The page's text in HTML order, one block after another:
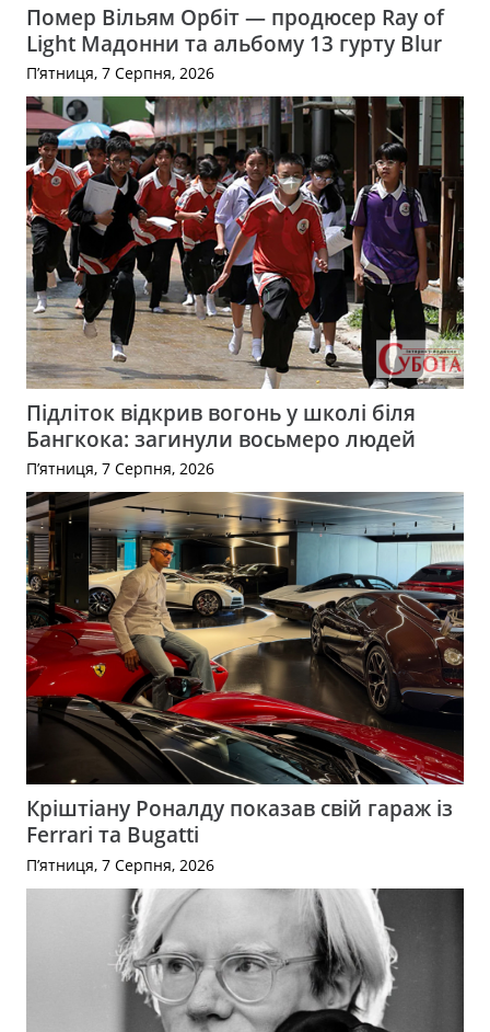
Помер Вільям Орбіт — продюсер Ray of
Light Мадонни та альбому 13 гурту Blur
П’ятниця, 7 Серпня, 2026
Підліток відкрив вогонь у школі біля
Бангкока: загинули восьмеро людей
П’ятниця, 7 Серпня, 2026
Кріштіану Роналду показав свій гараж із
Ferrari та Bugatti
П’ятниця, 7 Серпня, 2026